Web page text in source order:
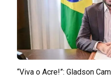
“Viva o Acre!”: Gladson